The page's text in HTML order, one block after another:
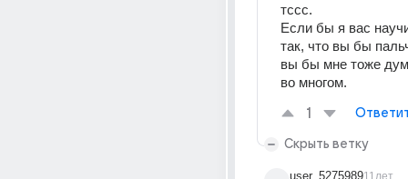
тссс.
Если бы я вас
так, что вы бы
вы бы мне тоже
во многом.
1
Скрыть ветку
user_527598911лет